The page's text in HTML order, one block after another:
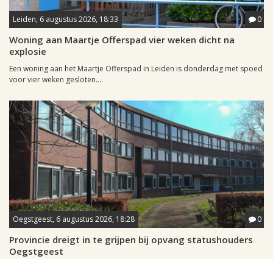
Leiden, 6 augustus 2026, 18:33 0
Woning aan Maartje Offerspad vier weken dicht na
explosie
Een woning aan het Maartje Offerspad in Leiden is donderdag met spoed
voor vier weken gesloten....
Oegstgeest, 6 augustus 2026, 18:28 0
Provincie dreigt in te grijpen bij opvang statushouders
Oegstgeest